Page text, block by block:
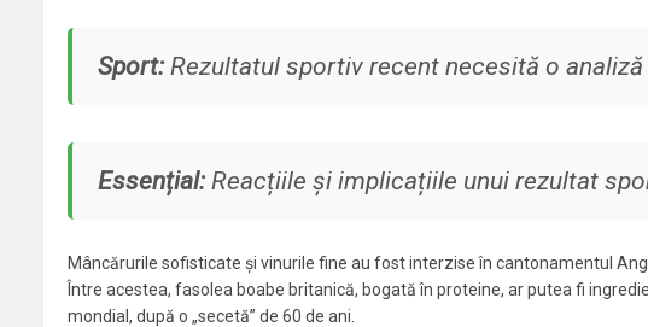
Sport:Rezultatul sportiv recent necesită o
Essențial:Reacțiile și implicațiile unui rezultat
Mâncărurile sofisticate și vinurile fine au fost interzise în cantonamentul
Între acestea, fasolea boabe britanică, bogată în proteine, ar putea fi
mondial, după o „secetă” de 60 de ani.